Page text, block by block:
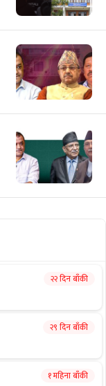
२२ दिन बाँकी
२९ दिन बाँकी
१ महिना बाँकी